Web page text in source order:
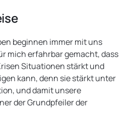
beginnen immer mit uns
mich erfahrbar gemacht, dass
Situationen stärkt und
kann, denn sie stärkt unter
und damit unsere
der Grundpfeiler der